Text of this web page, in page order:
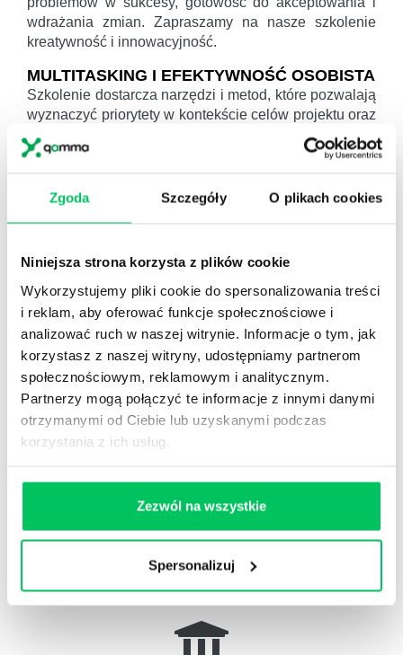
Zgoda Szczegóły O plikach cookies
Niniejsza strona korzysta z plików cookie
Wykorzystujemy pliki cookie do spersonalizowania treści
i reklam, aby oferować funkcje społecznościowe i
analizować ruch w naszej witrynie. Informacje o tym, jak
korzystasz z naszej witryny, udostępniamy partnerom
społecznościowym, reklamowym i analitycznym.
Partnerzy mogą połączyć te informacje z innymi danymi
otrzymanymi od Ciebie lub uzyskanymi podczas
korzystania z ich usług.
Zezwól na wszystkie
Spersonalizuj
wdrażania zmian. Zapraszamy na nasze szkolenie
kreatywność i innowacyjność.
MULTITASKING I EFEKTYWNOŚĆ OSOBISTA
Szkolenie dostarcza narzędzi i metod, które pozwalają
wyznaczyć priorytety w kontekście celów projektu oraz
lepiej rozplanować i zorganizować własną pracę.
Zapraszamy na warsztat: organizacja czasu pracy –
ODWIEDŹ WIKIGAMMA+
Zobacz nasze
REFERENCJE I CASE STUDIES
Referencje
Projekty komercyjne